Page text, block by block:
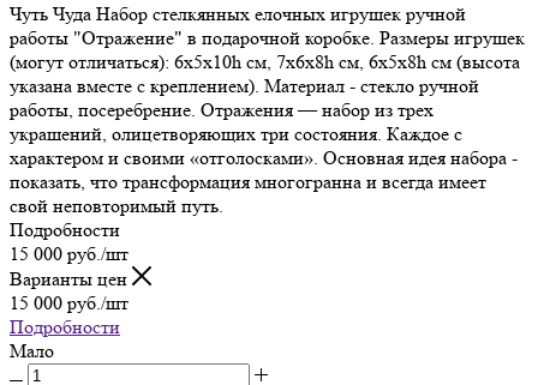
Чуть Чуда Набор стелкянных елочных игрушек ручной
работы "Отражение" в подарочной коробке. Размеры игрушек
(могут отличаться): 6х5х10h см, 7х6х8h см, 6х5х8h см (высота
указана вместе с креплением). Материал - стекло ручной
работы, посеребрение. Отражения — набор из трех
украшений, олицетворяющих три состояния. Каждое с
характером и своими «отголосками». Основная идея набора -
показать, что трансформация многогранна и всегда имеет
свой неповторимый путь.
Подробности
15 000 руб. /шт
Варианты цен
15 000 руб. /шт
Подробности
Мало